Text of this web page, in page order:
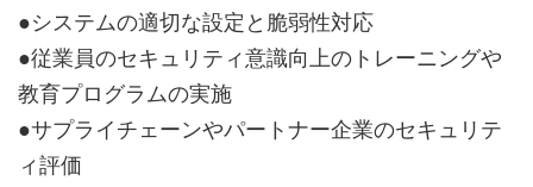
●システムの適切な設定と脆弱性対応
●従業員のセキュリティ意識向上のトレーニングや
教育プログラムの実施
●サプライチェーンやパートナー企業のセキュリテ
ィ評価